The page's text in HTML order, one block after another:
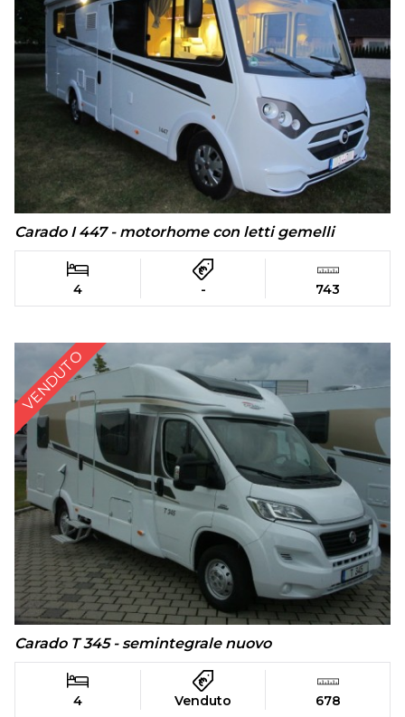
Carado I 447 - motorhome con letti gemelli
4 - 743
VENDUTO
Carado T 345 - semintegrale nuovo
4 Venduto 678